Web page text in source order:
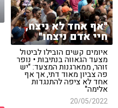
"אף אחד לא ניצח,
חיי אדם ניצחו"
איומים קשים הובילו לביטול
מצעד הגאווה בנתיבות • נופר
זוהר, ממארגנות המצעד: "יש
פה צביון מאוד דתי, אך אף
אחד לא ציפה להתנגדות
אלימה"
20/05/2022